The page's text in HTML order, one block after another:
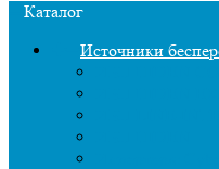
Каталог
Источники